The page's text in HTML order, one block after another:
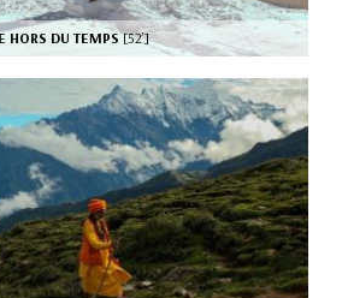
HORS DU TEMPS[52’]